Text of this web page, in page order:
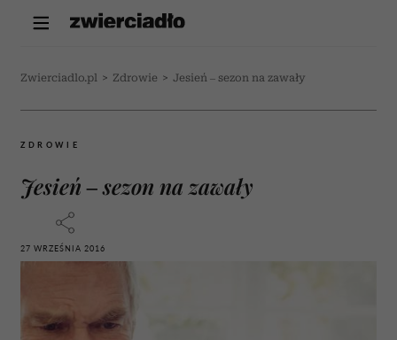
Zwierciadlo.pl > Zdrowie > Jesień – sezon na zawały
ZDROWIE
Jesień – sezon na zawały
27 WRZEŚNIA 2016